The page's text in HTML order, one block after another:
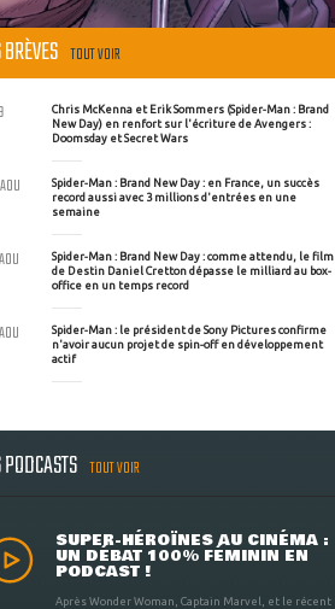
TOUT VOIR
Chris McKenna et Erik Sommers (Spider-Man : Brand
New Day) en renfort sur l'écriture de Avengers :
Doomsday et Secret Wars
Spider-Man : Brand New Day : en France, un succès
record aussi avec 3 millions d'entrées en une
semaine
Spider-Man : Brand New Day : comme attendu, le film
de Destin Daniel Cretton dépasse le milliard au box-
office en un temps record
Spider-Man : le président de Sony Pictures confirme
n'avoir aucun projet de spin-off en développement
actif
TOUT VOIR
SUPER-HÉROÏNES AU CINÉMA :
UN DÉBAT 100% FÉMININ EN
PODCAST !
Après Wonder Woman, Captain Marvel, et le récent